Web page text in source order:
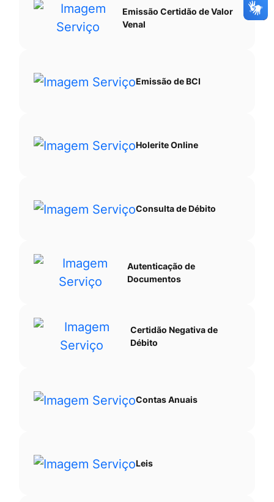
Emissão Certidão de Valor
Venal
Emissão de BCI
Holerite Online
Consulta de Débito
Autenticação de
Documentos
Certidão Negativa de
Débito
Contas Anuais
Leis